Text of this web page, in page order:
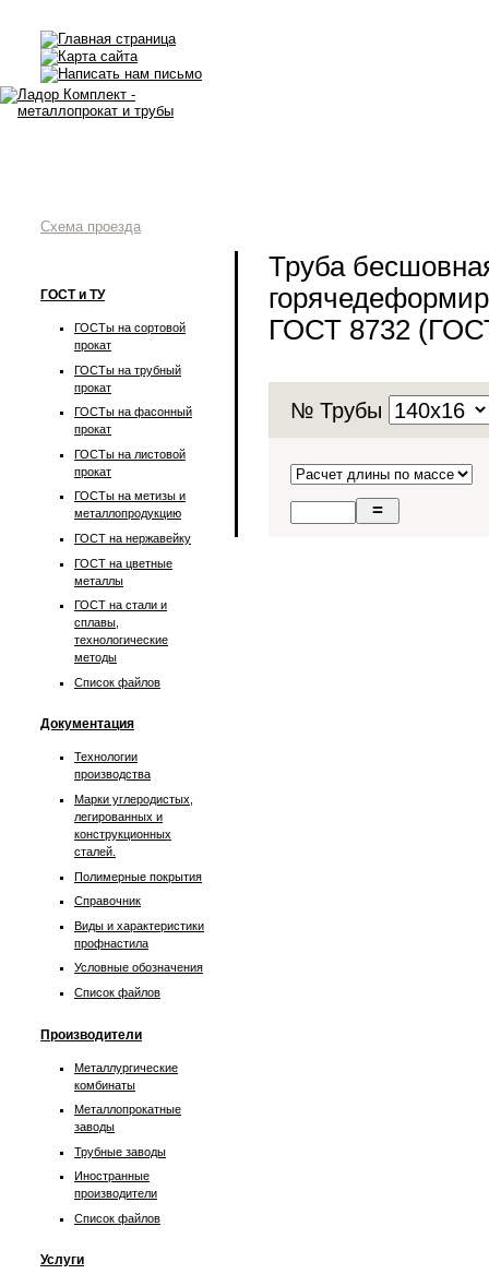
Схема проезда
ГОСТ и ТУ
ГОСТы на сортовой
прокат
ГОСТы на трубный
прокат
ГОСТы на фасонный
прокат
ГОСТы на листовой
прокат
ГОСТы на метизы и
металлопродукцию
ГОСТ на нержавейку
ГОСТ на цветные
металлы
ГОСТ на стали и
сплавы,
технологические
методы
Список файлов
Документация
Технологии
производства
Марки углеродистых,
легированных и
конструкционных
сталей.
Полимерные покрытия
Справочник
Виды и характеристики
профнастила
Условные обозначения
Список файлов
Производители
Металлургические
комбинаты
Металлопрокатные
заводы
Трубные заводы
Иностранные
производители
Список файлов
Услуги
Труба
ГОСТ 8732
№ Трубы